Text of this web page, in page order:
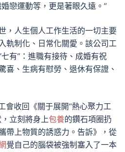
婚戀運動等，更是著眼久遠。”
，人生個人工作生活的一切主要
軌制化、日常化關愛。該公司工
有”：進職有接待、成婚有祝
喜、生病有慰勞、退休有保證、
會收回《關于展開“熱心聚力工
立刻將身上包養的鑽石項圈扔
帶上物質的誘惑力。告訴》，從
覺自己的腦袋被強制塞入了一本